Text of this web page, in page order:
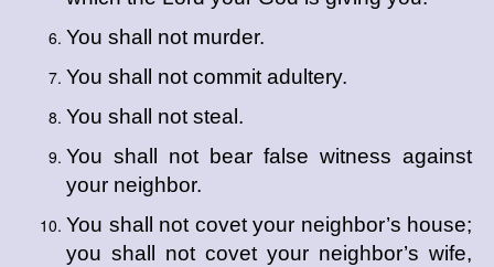
You shall not murder.
You shall not commit adultery.
You shall not steal.
You shall not bear false witness against
your neighbor.
You shall not covet your neighbor’s house;
you shall not covet your neighbor’s wife,